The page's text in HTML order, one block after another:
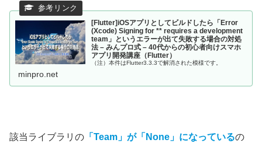
[Flutter]iOSアプリとしてビルドしたら「Error
(Xcode) Signing for ** requires a development
team」というエラーが出て失敗する場合の対処
法 – みんプロ式 – 40代からの初心者向けスマホ
アプリ開発講座（Flutter）
（注）本件はFlutter3.3.3で解消された模様です。
minpro.net
該当ライブラリの 「Team」が「None」になっているの